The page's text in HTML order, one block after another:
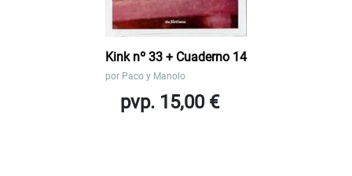
Kink nº 33 + Cuaderno 14
por Paco y Manolo
pvp. 15,00 €